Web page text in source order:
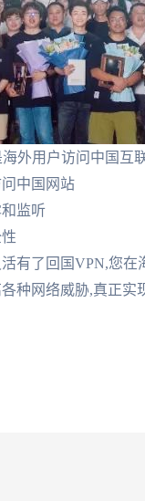
外用户访问中国互
中国网站
监听
有了回国VPN,您
种网络威胁,真正实